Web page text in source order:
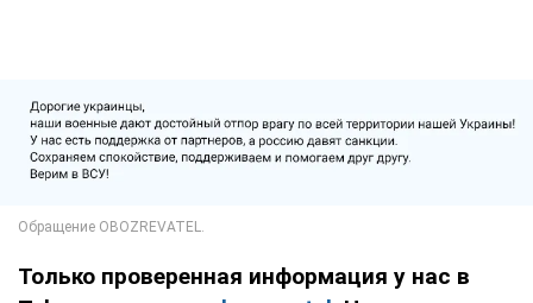
Только проверенная информация у нас в